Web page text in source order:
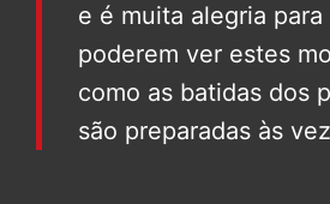
e é muita alegria para
poderem ver estes
como as batidas dos
são preparadas às